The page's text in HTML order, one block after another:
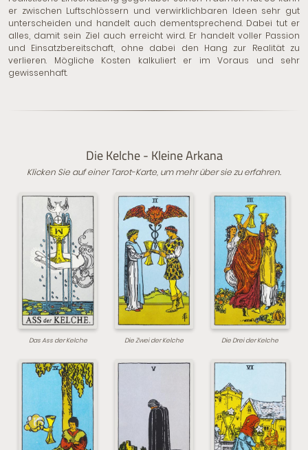
er zwischen Luftschlössern und verwirklichbaren Ideen sehr gut
unterscheiden und handelt auch dementsprechend. Dabei tut er
alles, damit sein Ziel auch erreicht wird. Er handelt voller Passion
und Einsatzbereitschaft, ohne dabei den Hang zur Realität zu
verlieren. Mögliche Kosten kalkuliert er im Voraus und sehr
gewissenhaft.
Die Kelche - Kleine Arkana
Klicken Sie auf einer Tarot-Karte, um mehr über sie zu erfahren.
Das Ass der Kelche Die Zwei der Kelche Die Drei der Kelche